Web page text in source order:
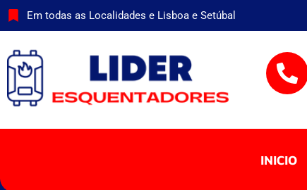
Skip
Em todas as Localidades e Lisboa e Setúbal
INICIO